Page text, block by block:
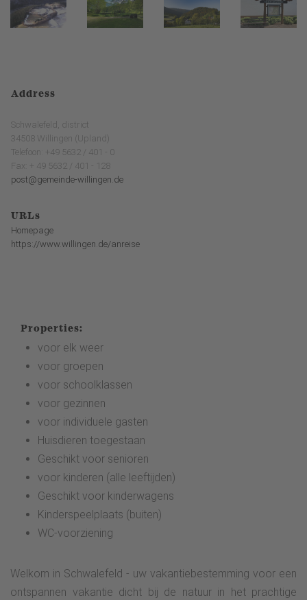
Address
Schwalefeld, district
34508 Willingen (Upland)
Telefoon: +49 5632 / 401 - 0
Fax: + 49 5632 / 401 - 128
post@gemeinde-willingen.de
URLs
Homepage
https://www.willingen.de/anreise
Properties:
voor elk weer
voor groepen
voor schoolklassen
voor gezinnen
voor individuele gasten
Huisdieren toegestaan
Geschikt voor senioren
voor kinderen (alle leeftijden)
Geschikt voor kinderwagens
Kinderspeelplaats (buiten)
WC-voorziening
Welkom in Schwalefeld - uw vakantiebestemming voor een
ontspannen vakantie dicht bij de natuur in het prachtige